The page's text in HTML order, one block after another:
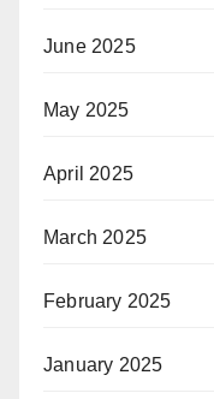
June 2025
May 2025
April 2025
March 2025
February 2025
January 2025